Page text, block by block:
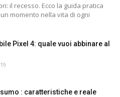
il recesso. Ecco la guida pratica
momento nella vita di ogni
Pixel 4: quale vuoi abbinare al
: caratteristiche e reale